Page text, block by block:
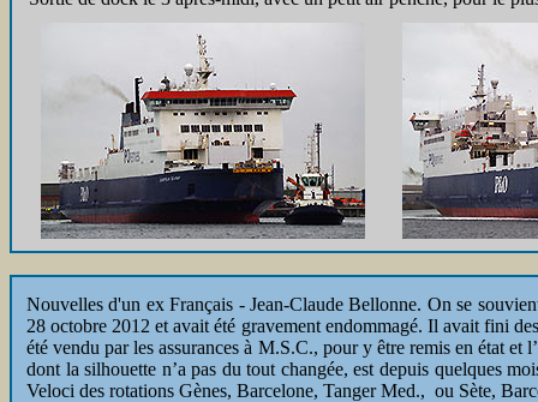
Nouvelles d'un ex Français - Jean-Claude Bellonne. On se
28 octobre 2012 et avait été gravement endommagé. Il avait fini
été vendu par les assurances à M.S.C., pour y être remis en état
dont la silhouette n’a pas du tout changée, est depuis quelques
Veloci des rotations Gènes, Barcelone, Tanger Med., ou Sète,